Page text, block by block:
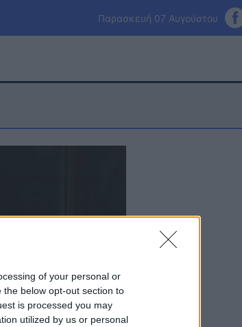
of your personal or
below opt-out section to
is processed you may
utilized by us or personal
Παρασκευή 07 Αυγούστου
Πίστη